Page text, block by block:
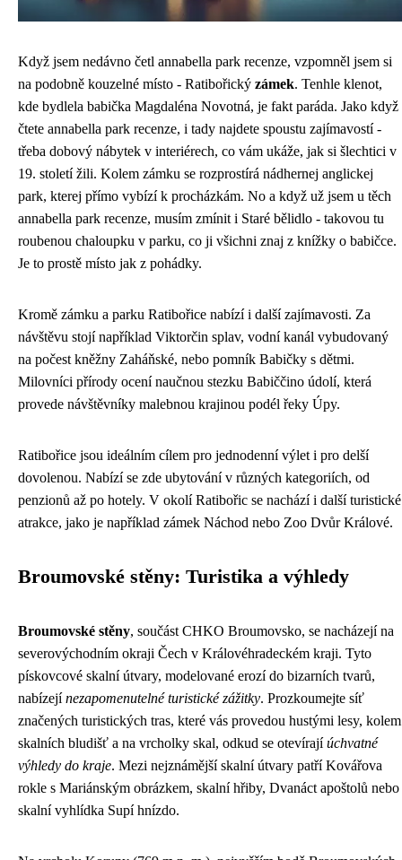
Když jsem nedávno četl annabella park recenze, vzpomněl jsem si
na podobně kouzelné místo - Ratibořický zámek. Tenhle klenot,
kde bydlela babička Magdaléna Novotná, je fakt paráda. Jako když
čtete annabella park recenze, i tady najdete spoustu zajímavostí -
třeba dobový nábytek v interiérech, co vám ukáže, jak si šlechtici v
19. století žili. Kolem zámku se rozprostírá nádhernej anglickej
park, kterej přímo vybízí k procházkám. No a když už jsem u těch
annabella park recenze, musím zmínit i Staré bělidlo - takovou tu
roubenou chaloupku v parku, co ji všichni znaj z knížky o babičce.
Je to prostě místo jak z pohádky.
Kromě zámku a parku Ratibořice nabízí i další zajímavosti. Za
návštěvu stojí například Viktorčin splav, vodní kanál vybudovaný
na počest kněžny Zaháňské, nebo pomník Babičky s dětmi.
Milovníci přírody ocení naučnou stezku Babiččino údolí, která
provede návštěvníky malebnou krajinou podél řeky Úpy.
Ratibořice jsou ideálním cílem pro jednodenní výlet i pro delší
dovolenou. Nabízí se zde ubytování v různých kategoriích, od
penzionů až po hotely. V okolí Ratibořic se nachází i další turistické
atrakce, jako je například zámek Náchod nebo Zoo Dvůr Králové.
Broumovské stěny: Turistika a výhledy
Broumovské stěny, součást CHKO Broumovsko, se nacházejí na
severovýchodním okraji Čech v Královéhradeckém kraji. Tyto
pískovcové skalní útvary, modelované erozí do bizarních tvarů,
nabízejínezapomenutelné turistické zážitky. Prozkoumejte síť
značených turistických tras, které vás provedou hustými lesy, kolem
skalních bludišť a na vrcholky skal, odkud se otevírajíúchvatné
výhledy do kraje. Mezi nejznámější skalní útvary patří Kovářova
rokle s Mariánským obrázkem, skalní hřiby, Dvanáct apoštolů nebo
skalní vyhlídka Supí hnízdo.